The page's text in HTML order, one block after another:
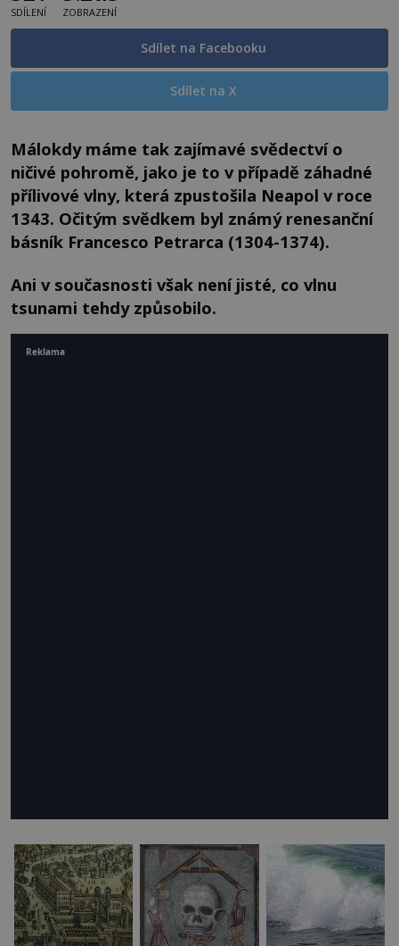
SDÍLENÍ ZOBRAZENÍ
Sdílet na Facebooku
Sdílet na X
Málokdy máme tak zajímavé svědectví o
ničivé pohromě, jako je to v případě záhadné
přílivové vlny, která zpustošila Neapol v roce
1343. Očitým svědkem byl známý renesanční
básník Francesco Petrarca (1304-1374).
Ani v současnosti však není jisté, co vlnu
tsunami tehdy způsobilo.
Reklama